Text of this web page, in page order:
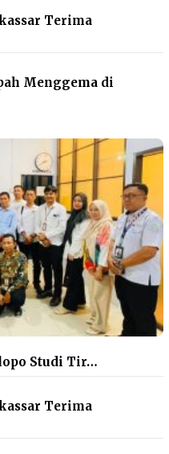
Terima
Menggema di
Studi Tir…
Terima